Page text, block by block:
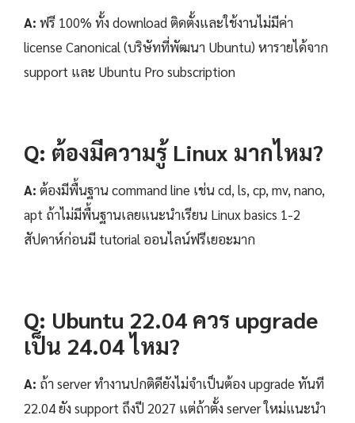
A: ฟรี 100% ทั้ง download ติดตั้งและใช้งานไม่มีค่า
license Canonical (บริษัทที่พัฒนา Ubuntu) หารายได้จาก
support และ Ubuntu Pro subscription
Q: ต้องมีความรู้ Linux มากไหม?
A: ต้องมีพื้นฐาน command line เช่น cd, ls, cp, mv, nano,
apt ถ้าไม่มีพื้นฐานเลยแนะนำเรียน Linux basics 1-2
สัปดาห์ก่อนมี tutorial ออนไลน์ฟรีเยอะมาก
Q: Ubuntu 22.04 ควร upgrade
เป็น 24.04 ไหม?
A: ถ้า server ทำงานปกติดียังไม่จำเป็นต้อง upgrade ทันที
22.04 ยัง support ถึงปี 2027 แต่ถ้าตั้ง server ใหม่แนะนำ